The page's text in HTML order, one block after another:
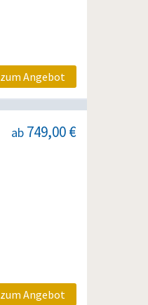
zum Angebot
ab 749,00 €
zum Angebot